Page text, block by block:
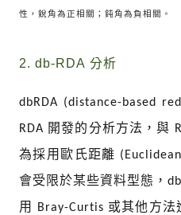
性，銳角為正相關；鈍角為負相關。
2. db-RDA 分析
dbRDA (distance-based
RDA 開發的分析方法，與
為採用歐氏距離
會受限於某些資料型態，
用
Bray-Curtis 或其他方法